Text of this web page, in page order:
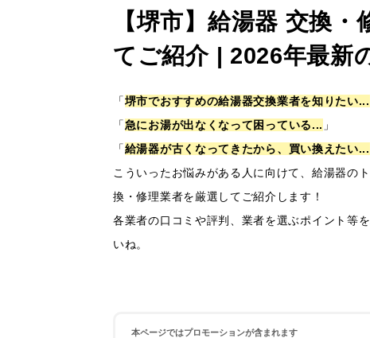
【堺市】給湯器 交換
てご紹介 | 2026年最新
「堺市でおすすめの給湯器交換業者を知りたい...
「急にお湯が出なくなって困っている... 」
「給湯器が古くなってきたから、買い換えたい...
こういったお悩みがある人に向けて、給湯器の
換・修理業者を厳選してご紹介します！
各業者の口コミや評判、業者を選ぶポイント等
いね。
本ページではプロモーションが含まれます